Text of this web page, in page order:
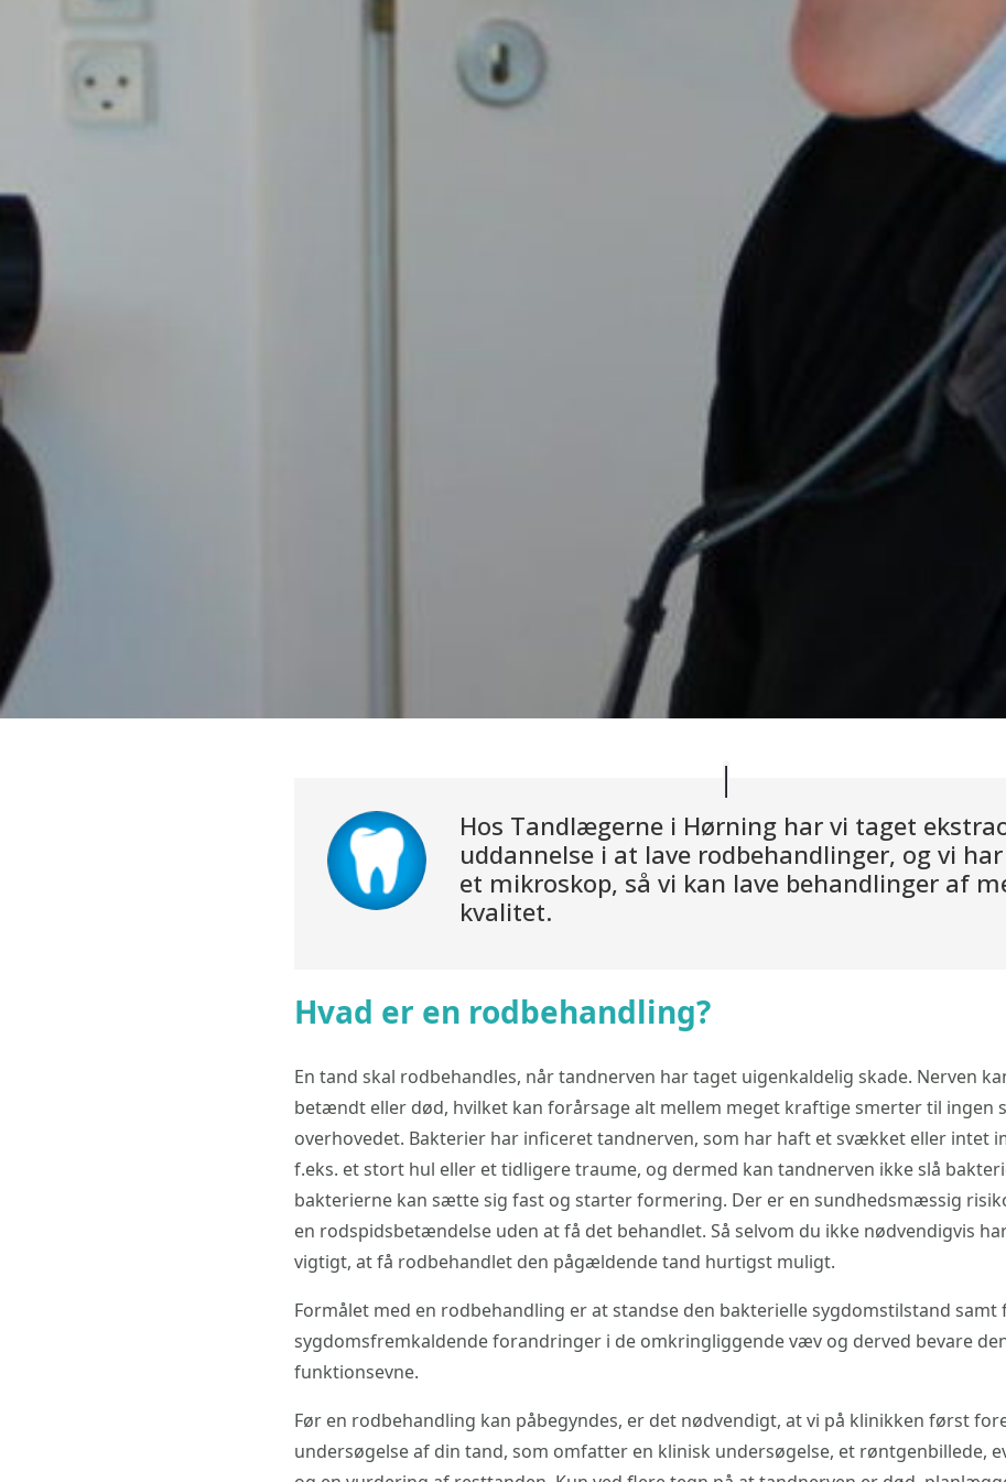
Hos Tandlægerne i Hørning har vi taget
uddannelse i at lave rodbehandlinger, og vi
et mikroskop, så vi kan lave behandlinger af
kvalitet.
Hvad er en rodbehandling?
En tand skal rodbehandles, når tandnerven har taget uigenkaldelig skade. Nerven
betændt eller død, hvilket kan forårsage alt mellem meget kraftige smerter til ingen
overhovedet. Bakterier har inficeret tandnerven, som har haft et svækket eller intet
f.eks. et stort hul eller et tidligere traume, og dermed kan tandnerven ikke slå
bakterierne kan sætte sig fast og starter formering. Der er en sundhedsmæssig
en rodspidsbetændelse uden at få det behandlet. Så selvom du ikke nødvendigvis
vigtigt, at få rodbehandlet den pågældende tand hurtigst muligt.
Formålet med en rodbehandling er at standse den bakterielle sygdomstilstand
sygdomsfremkaldende forandringer i de omkringliggende væv og derved bevare
funktionsevne.
Før en rodbehandling kan påbegyndes, er det nødvendigt, at vi på klinikken først
undersøgelse af din tand, som omfatter en klinisk undersøgelse, et røntgenbillede,